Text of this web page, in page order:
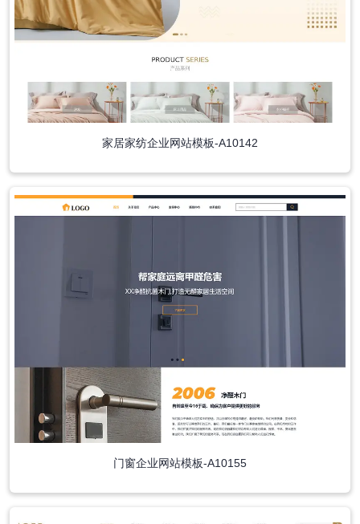
家居家纺企业网站模板-A10142
门窗企业网站模板-A10155